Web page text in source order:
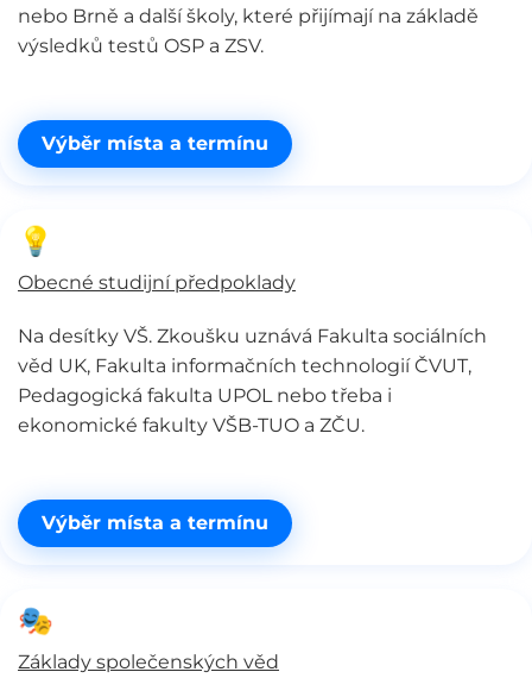
nebo Brně a další školy, které přijímají na základě
výsledků testů OSP a ZSV.
Výběr místa a termínu
💡
Obecné studijní předpoklady
Na desítky VŠ. Zkoušku uznává Fakulta sociálních
věd UK, Fakulta informačních technologií ČVUT,
Pedagogická fakulta UPOL nebo třeba i
ekonomické fakulty VŠB-TUO a ZČU.
Výběr místa a termínu
🎭
Základy společenských věd